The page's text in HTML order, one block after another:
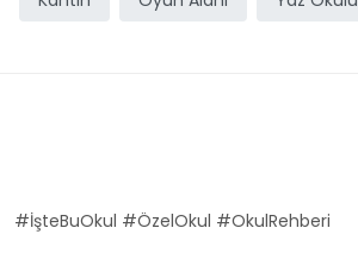
#İşteBuOkul #ÖzelOkul #OkulRehberi